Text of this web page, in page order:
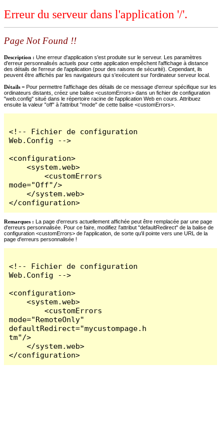
Erreur du serveur dans l'application '/'.
Page Not Found !!
Description : Une erreur d'application s'est produite sur le serveur. Les paramètres
d'erreur personnalisés actuels pour cette application empêchent l'affichage à distance
des détails de l'erreur de l'application (pour des raisons de sécurité). Cependant, ils
peuvent être affichés par les navigateurs qui s'exécutent sur l'ordinateur serveur local.
Détails = Pour permettre l'affichage des détails de ce message d'erreur spécifique sur les
ordinateurs distants, créez une balise <customErrors> dans un fichier de configuration
"web.config" situé dans le répertoire racine de l'application Web en cours. Attribuez
ensuite la valeur "off" à l'attribut "mode" de cette balise <customErrors>.
<!-- Fichier de configuration
Web.Config -->
<configuration>
    <system.web>
        <customErrors
mode="Off"/>
    </system.web>
</configuration>
Remarques : La page d'erreurs actuellement affichée peut être remplacée par une page
d'erreurs personnalisée. Pour ce faire, modifiez l'attribut "defaultRedirect" de la balise de
configuration <customErrors> de l'application, de sorte qu'il pointe vers une URL de la
page d'erreurs personnalisée !
<!-- Fichier de configuration
Web.Config -->
<configuration>
    <system.web>
        <customErrors
mode="RemoteOnly"
defaultRedirect="mycustompage.h
tm"/>
    </system.web>
</configuration>